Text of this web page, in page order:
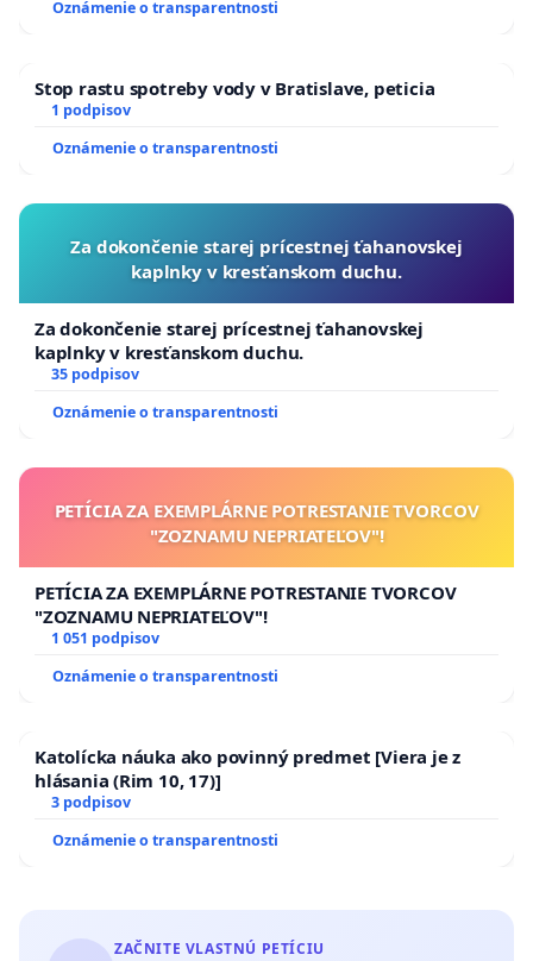
Oznámenie o transparentnosti
Stop rastu spotreby vody v Bratislave, peticia
1 podpisov
Oznámenie o transparentnosti
Za dokončenie starej prícestnej ťahanovskej
kaplnky v kresťanskom duchu.
Za dokončenie starej prícestnej ťahanovskej
kaplnky v kresťanskom duchu.
35 podpisov
Oznámenie o transparentnosti
PETÍCIA ZA EXEMPLÁRNE POTRESTANIE TVORCOV
"ZOZNAMU NEPRIATEĽOV"!
PETÍCIA ZA EXEMPLÁRNE POTRESTANIE TVORCOV
"ZOZNAMU NEPRIATEĽOV"!
1 051 podpisov
Oznámenie o transparentnosti
Katolícka náuka ako povinný predmet [Viera je z
hlásania (Rim 10, 17)]
3 podpisov
Oznámenie o transparentnosti
ZAČNITE VLASTNÚ PETÍCIU